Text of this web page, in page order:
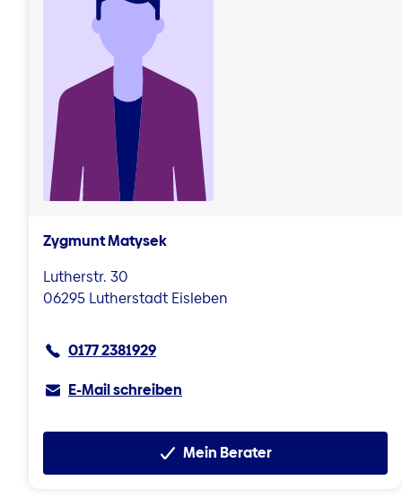
Zygmunt Matysek
Lutherstr. 30
06295 Lutherstadt Eisleben
0177 2381929
E-Mail schreiben
Mein Berater